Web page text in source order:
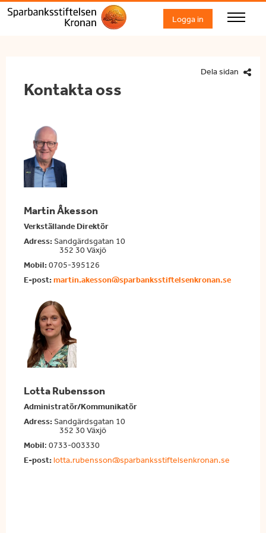
Logga in
Dela sidan
Kontakta oss
Martin Åkesson
Verkställande Direktör
Adress:Sandgärdsgatan 10
352 30 Växjö
Mobil:0705-395126
E-post:martin.akesson@sparbanksstiftelsenkronan.se
Lotta Rubensson
Administratör/Kommunikatör
Adress:Sandgärdsgatan 10
352 30 Växjö
Mobil: 0733-003330
E-post:lotta.rubensson@sparbanksstiftelsenkronan.se